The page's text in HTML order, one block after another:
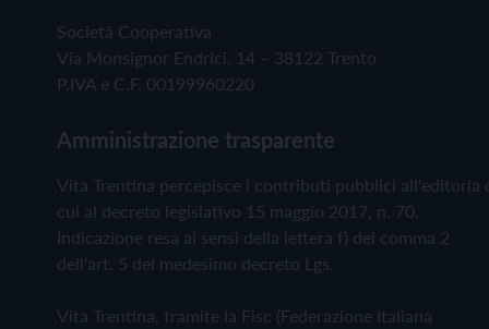
Società Cooperativa
Via Monsignor Endrici, 14 – 38122 Trento
P.IVA e C.F. 00199960220
Amministrazione trasparente
Vita Trentina percepisce i contributi pubblici all'editoria
cui al decreto legislativo 15 maggio 2017, n. 70.
Indicazione resa ai sensi della lettera f) del comma 2
dell'art. 5 del medesimo decreto Lgs.
Vita Trentina, tramite la Fisc (Federazione Italiana